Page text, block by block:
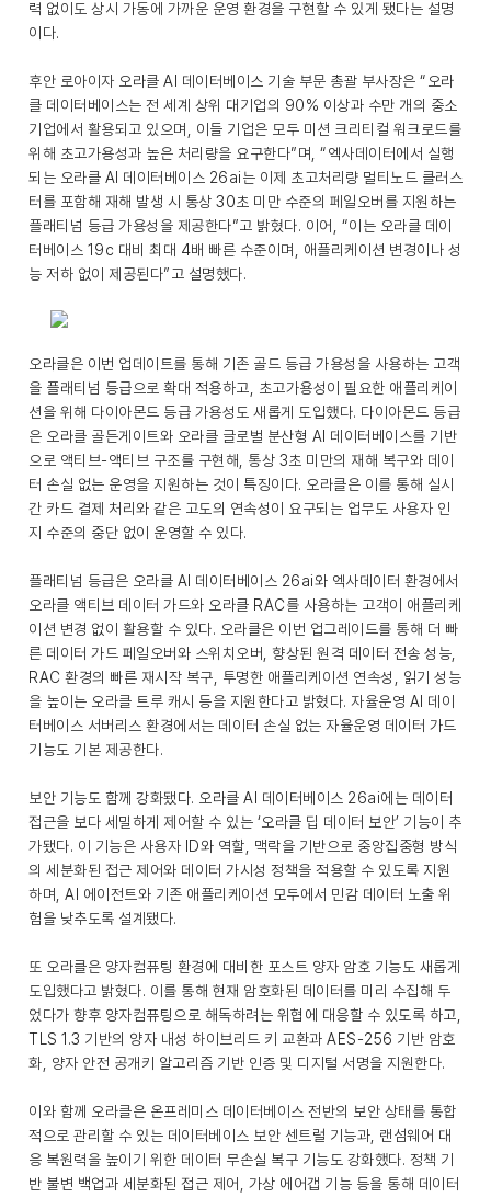
력 없이도 상시 가동에 가까운 운영 환경을 구현할 수 있게 됐다는 설명
이다.
후안 로아이자 오라클 AI 데이터베이스 기술 부문 총괄 부사장은 “오라
클 데이터베이스는 전 세계 상위 대기업의 90% 이상과 수만 개의 중소
기업에서 활용되고 있으며, 이들 기업은 모두 미션 크리티컬 워크로드를
위해 초고가용성과 높은 처리량을 요구한다”며, “엑사데이터에서 실행
되는 오라클 AI 데이터베이스 26ai는 이제 초고처리량 멀티노드 클러스
터를 포함해 재해 발생 시 통상 30초 미만 수준의 페일오버를 지원하는
플래티넘 등급 가용성을 제공한다”고 밝혔다. 이어, “이는 오라클 데이
터베이스 19c 대비 최대 4배 빠른 수준이며, 애플리케이션 변경이나 성
능 저하 없이 제공된다”고 설명했다.
오라클은 이번 업데이트를 통해 기존 골드 등급 가용성을 사용하는 고객
을 플래티넘 등급으로 확대 적용하고, 초고가용성이 필요한 애플리케이
션을 위해 다이아몬드 등급 가용성도 새롭게 도입했다. 다이아몬드 등급
은 오라클 골든게이트와 오라클 글로벌 분산형 AI 데이터베이스를 기반
으로 액티브-액티브 구조를 구현해, 통상 3초 미만의 재해 복구와 데이
터 손실 없는 운영을 지원하는 것이 특징이다. 오라클은 이를 통해 실시
간 카드 결제 처리와 같은 고도의 연속성이 요구되는 업무도 사용자 인
지 수준의 중단 없이 운영할 수 있다.
플래티넘 등급은 오라클 AI 데이터베이스 26ai와 엑사데이터 환경에서
오라클 액티브 데이터 가드와 오라클 RAC를 사용하는 고객이 애플리케
이션 변경 없이 활용할 수 있다. 오라클은 이번 업그레이드를 통해 더 빠
른 데이터 가드 페일오버와 스위치오버, 향상된 원격 데이터 전송 성능,
RAC 환경의 빠른 재시작 복구, 투명한 애플리케이션 연속성, 읽기 성능
을 높이는 오라클 트루 캐시 등을 지원한다고 밝혔다. 자율운영 AI 데이
터베이스 서버리스 환경에서는 데이터 손실 없는 자율운영 데이터 가드
기능도 기본 제공한다.
보안 기능도 함께 강화됐다. 오라클 AI 데이터베이스 26ai에는 데이터
접근을 보다 세밀하게 제어할 수 있는 ‘오라클 딥 데이터 보안’ 기능이 추
가됐다. 이 기능은 사용자 ID와 역할, 맥락을 기반으로 중앙집중형 방식
의 세분화된 접근 제어와 데이터 가시성 정책을 적용할 수 있도록 지원
하며, AI 에이전트와 기존 애플리케이션 모두에서 민감 데이터 노출 위
험을 낮추도록 설계됐다.
또 오라클은 양자컴퓨팅 환경에 대비한 포스트 양자 암호 기능도 새롭게
도입했다고 밝혔다. 이를 통해 현재 암호화된 데이터를 미리 수집해 두
었다가 향후 양자컴퓨팅으로 해독하려는 위협에 대응할 수 있도록 하고,
TLS 1.3 기반의 양자 내성 하이브리드 키 교환과 AES-256 기반 암호
화, 양자 안전 공개키 알고리즘 기반 인증 및 디지털 서명을 지원한다.
이와 함께 오라클은 온프레미스 데이터베이스 전반의 보안 상태를 통합
적으로 관리할 수 있는 데이터베이스 보안 센트럴 기능과, 랜섬웨어 대
응 복원력을 높이기 위한 데이터 무손실 복구 기능도 강화했다. 정책 기
반 불변 백업과 세분화된 접근 제어, 가상 에어갭 기능 등을 통해 데이터